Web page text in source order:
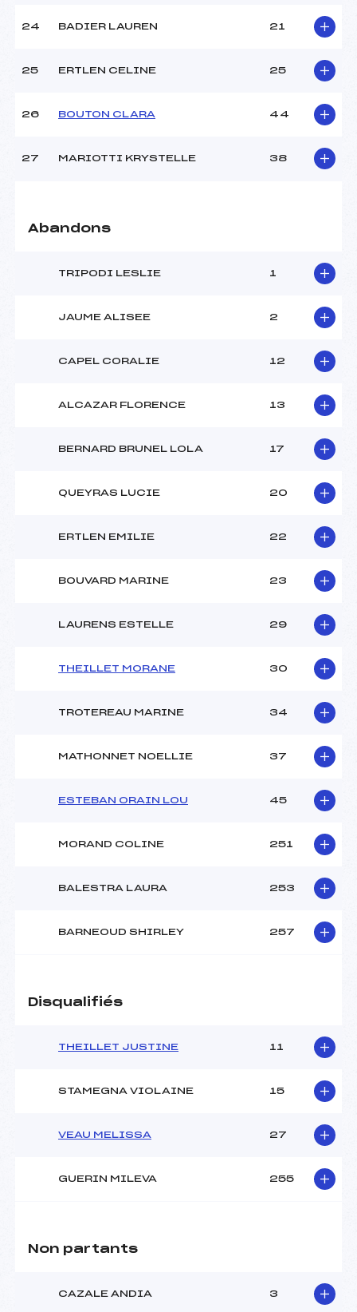
24 BADIER LAUREN 21
25 ERTLEN CELINE 25
26 BOUTON CLARA 44
27 MARIOTTI KRYSTELLE 38
Abandons
TRIPODI LESLIE 1
JAUME ALISEE 2
CAPEL CORALIE 12
ALCAZAR FLORENCE 13
BERNARD BRUNEL LOLA 17
QUEYRAS LUCIE 20
ERTLEN EMILIE 22
BOUVARD MARINE 23
LAURENS ESTELLE 29
THEILLET MORANE 30
TROTEREAU MARINE 34
MATHONNET NOELLIE 37
ESTEBAN ORAIN LOU 45
MORAND COLINE 251
BALESTRA LAURA 253
BARNEOUD SHIRLEY 257
Disqualifiés
THEILLET JUSTINE 11
STAMEGNA VIOLAINE 15
VEAU MELISSA 27
GUERIN MILEVA 255
Non partants
CAZALE ANDIA 3